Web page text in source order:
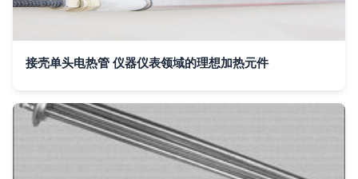
接壳单头电热管 仪器仪表领域的理想加热元件